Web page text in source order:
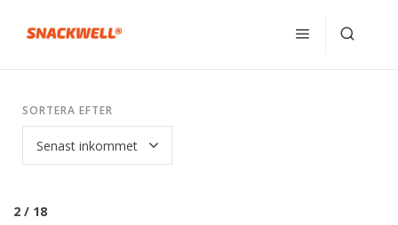
SORTERA EFTER
2 / 18